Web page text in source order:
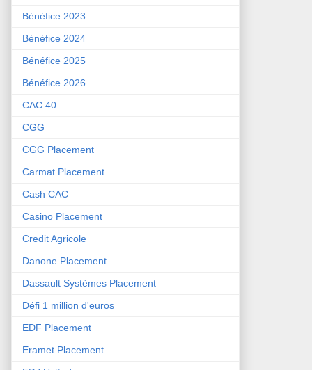
Bénéfice 2023
Bénéfice 2024
Bénéfice 2025
Bénéfice 2026
CAC 40
CGG
CGG Placement
Carmat Placement
Cash CAC
Casino Placement
Credit Agricole
Danone Placement
Dassault Systèmes Placement
Défi 1 million d'euros
EDF Placement
Eramet Placement